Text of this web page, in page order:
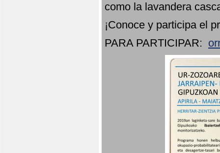
como la lavandera
¡Conoce y participa el
PARA PARTICIPAR: